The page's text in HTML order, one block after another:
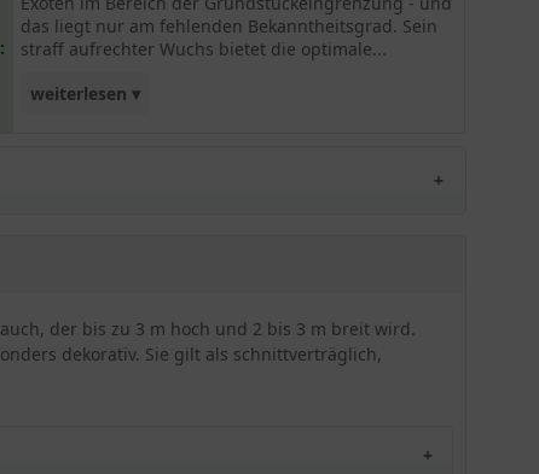
das liegt nur am fehlenden Bekanntheitsgrad. Sein
straff aufrechter Wuchs bietet die optimale...
weiterlesen ▾
der bis zu 3 m hoch und 2 bis 3 m breit wird.
dekorativ. Sie gilt als schnittverträglich,